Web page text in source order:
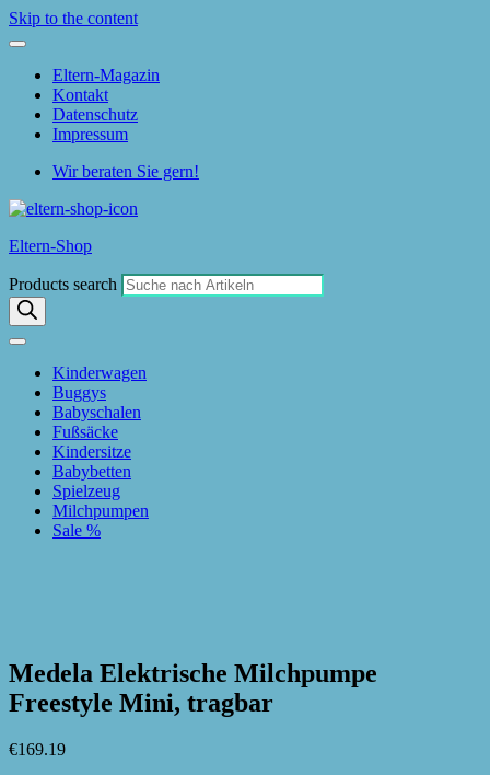
Skip to the content
Eltern-Magazin
Kontakt
Datenschutz
Impressum
Wir beraten Sie gern!
Eltern-Shop
Products search
Kinderwagen
Buggys
Babyschalen
Fußsäcke
Kindersitze
Babybetten
Spielzeug
Milchpumpen
Sale %
Medela Elektrische Milchpumpe
Freestyle Mini, tragbar
€169.19